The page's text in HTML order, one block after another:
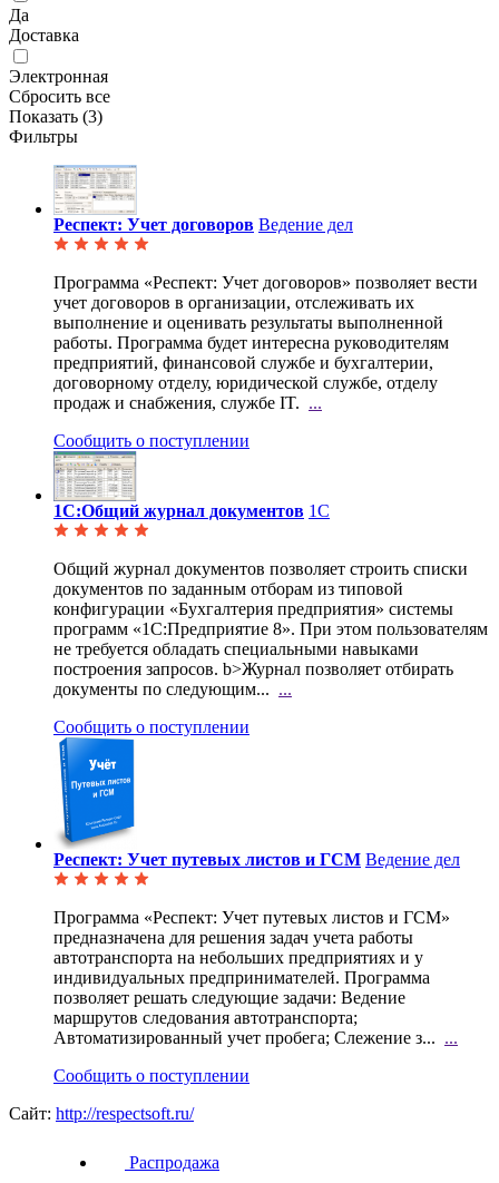
Да
Доставка
Электронная
Сбросить все
Показать (3)
Фильтры
Респект: Учет договоров Ведение дел
Программа «Респект: Учет договоров» позволяет вести
учет договоров в организации, отслеживать их
выполнение и оценивать результаты выполненной
работы. Программа будет интересна руководителям
предприятий, финансовой службе и бухгалтерии,
договорному отделу, юридической службе, отделу
продаж и снабжения, службе IT. ...
Сообщить о поступлении
1С:Общий журнал документов 1С
Общий журнал документов позволяет строить списки
документов по заданным отборам из типовой
конфигурации «Бухгалтерия предприятия» системы
программ «1С:Предприятие 8». При этом пользователям
не требуется обладать специальными навыками
построения запросов. b>Журнал позволяет отбирать
документы по следующим... ...
Сообщить о поступлении
Респект: Учет путевых листов и ГСМ Ведение дел
Программа «Респект: Учет путевых листов и ГСМ»
предназначена для решения задач учета работы
автотранспорта на небольших предприятиях и у
индивидуальных предпринимателей. Программа
позволяет решать следующие задачи: Ведение
маршрутов следования автотранспорта;
Автоматизированный учет пробега; Слежение з... ...
Сообщить о поступлении
Сайт: http://respectsoft.ru/
Распродажа